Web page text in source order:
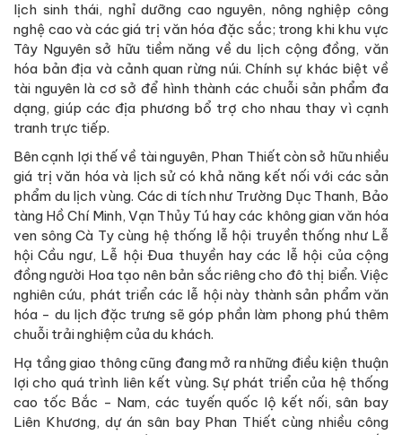
lịch sinh thái, nghỉ dưỡng cao nguyên, nông nghiệp công
nghệ cao và các giá trị văn hóa đặc sắc; trong khi khu vực
Tây Nguyên sở hữu tiềm năng về du lịch cộng đồng, văn
hóa bản địa và cảnh quan rừng núi. Chính sự khác biệt về
tài nguyên là cơ sở để hình thành các chuỗi sản phẩm đa
dạng, giúp các địa phương bổ trợ cho nhau thay vì cạnh
tranh trực tiếp.
Bên cạnh lợi thế về tài nguyên, Phan Thiết còn sở hữu nhiều
giá trị văn hóa và lịch sử có khả năng kết nối với các sản
phẩm du lịch vùng. Các di tích như Trường Dục Thanh, Bảo
tàng Hồ Chí Minh, Vạn Thủy Tú hay các không gian văn hóa
ven sông Cà Ty cùng hệ thống lễ hội truyền thống như Lễ
hội Cầu ngư, Lễ hội Đua thuyền hay các lễ hội của cộng
đồng người Hoa tạo nên bản sắc riêng cho đô thị biển. Việc
nghiên cứu, phát triển các lễ hội này thành sản phẩm văn
hóa - du lịch đặc trưng sẽ góp phần làm phong phú thêm
chuỗi trải nghiệm của du khách.
Hạ tầng giao thông cũng đang mở ra những điều kiện thuận
lợi cho quá trình liên kết vùng. Sự phát triển của hệ thống
cao tốc Bắc - Nam, các tuyến quốc lộ kết nối, sân bay
Liên Khương, dự án sân bay Phan Thiết cùng nhiều công